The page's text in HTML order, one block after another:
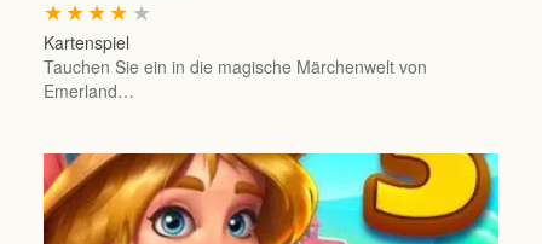
★
★
★
★
★
Kartenspiel
Tauchen Sie ein in die magische Märchenwelt von
Emerland…